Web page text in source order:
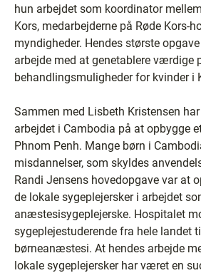
hun arbejdet som koordinator
Kors, medarbejderne på Røde Kors-
myndigheder. Hendes største
arbejde med at genetablere værdige
behandlingsmuligheder for kvinder i
Sammen med Lisbeth Kristensen
arbejdet i Cambodia på at opbygge
Phnom Penh. Mange børn i
misdannelser, som skyldes
Randi Jensens hovedopgave var at
de lokale sygeplejersker i arbejdet
anæstesisygeplejerske. Hospitalet
sygeplejestuderende fra hele landet
børneanæstesi. At hendes arbejde
lokale sygeplejersker har været en